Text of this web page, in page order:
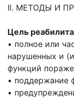
II. МЕТОДЫ И
Цель
• полное или
нарушенных и
функций
• поддержание
•